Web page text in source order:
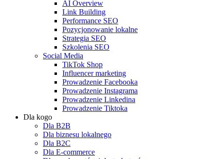
AI Overview
Link Building
Performance SEO
Pozycjonowanie lokalne
Strategia SEO
Szkolenia SEO
Social Media
TikTok Shop
Influencer marketing
Prowadzenie Facebooka
Prowadzenie Instagrama
Prowadzenie Linkedina
Prowadzenie Tiktoka
Dla kogo
Dla B2B
Dla biznesu lokalnego
Dla B2C
Dla E-commerce